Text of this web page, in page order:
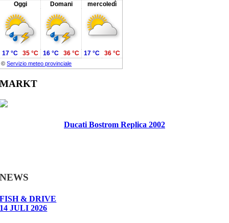
Oggi Domani mercoledì
©Servizio meteo provinciale
17 °C 35 °C 16 °C 36 °C 17 °C 36 °C
MARKT
Ducati Bostrom Replica 2002
NEWS
FISH & DRIVE
14 JULI 2026